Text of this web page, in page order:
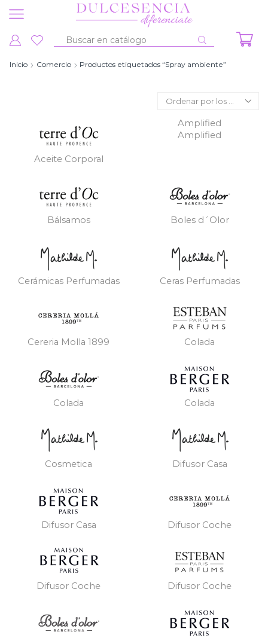
Entrada
búsqueda
Inicio Comercio Productos etiquetados “Spray ambiente”
Aceite Corporal
Amplified
Amplified
Bálsamos Boles d´Olor
Cerámicas Perfumadas Ceras Perfumadas
Cereria Molla 1899 Colada
Colada Colada
Cosmetica Difusor Casa
Difusor Casa Difusor Coche
Difusor Coche Difusor Coche